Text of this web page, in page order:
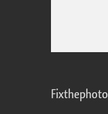
Fixthephoto